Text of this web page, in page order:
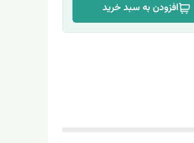
افزودن به سبد خرید